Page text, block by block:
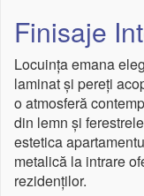
Finisaje
Locuința emana
laminat și pereți
o atmosferă
din lemn și
estetica
metalică la intrare
rezidenților.